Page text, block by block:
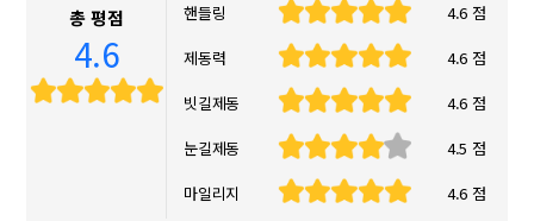
총 평점
4.6
핸들링
4.6 점
제동력
4.6 점
빗길제동
4.6 점
눈길제동 4.5 점
마일리지 4.6 점